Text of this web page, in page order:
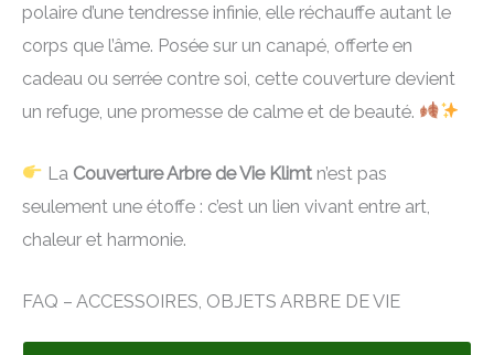
polaire d’une tendresse infinie, elle réchauffe autant le
corps que l’âme. Posée sur un canapé, offerte en
cadeau ou serrée contre soi, cette couverture devient
un refuge, une promesse de calme et de beauté.
La Couverture Arbre de Vie Klimtn’est pas
seulement une étoffe : c’est un lien vivant entre art,
chaleur et harmonie.
FAQ – ACCESSOIRES, OBJETS ARBRE DE VIE